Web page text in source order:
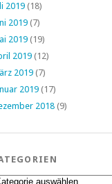
2019 (18)
2019 (7)
2019 (19)
2019 (12)
2019 (7)
2019 (17)
2018 (9)